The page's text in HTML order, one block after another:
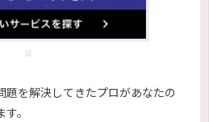
題を解決してきたプロがあなたの
。